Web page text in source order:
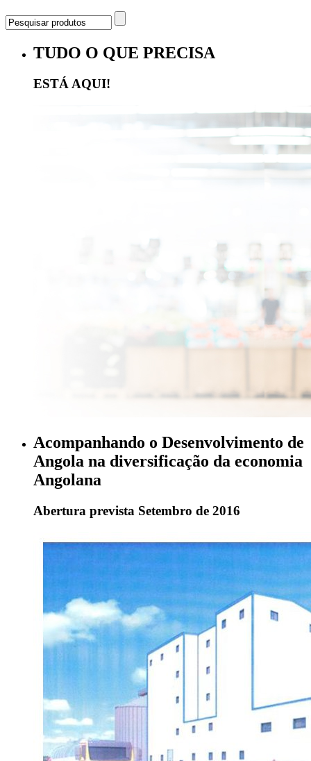
TUDO O QUE PRECISA
ESTÁ AQUI!
Acompanhando o Desenvolvimento de
Angola na diversificação da economia
Angolana
Abertura prevista Setembro de 2016